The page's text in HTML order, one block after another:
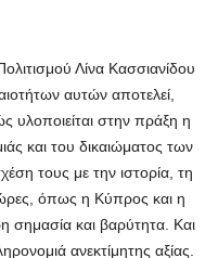
Λίνα Κασσιανίδου
αυτών αποτελεί,
υλοποιείται στην πράξη η
και του δικαιώματος των
τους με την ιστορία, τη
όπως η Κύπρος και η
σημασία και βαρύτητα. Και
ανεκτίμητης αξίας.